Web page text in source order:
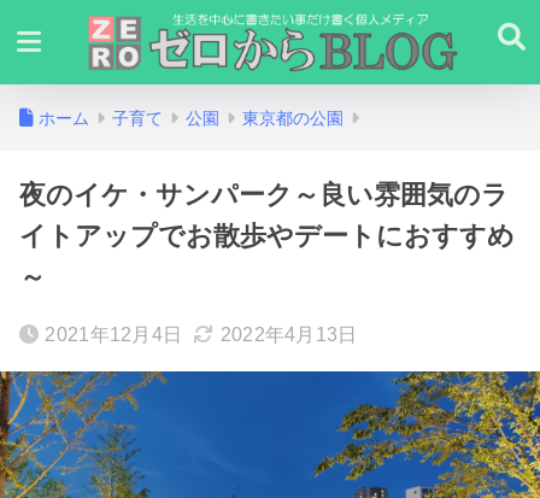
ホーム 子育て 公園 東京都の公園
夜のイケ・サンパーク～良い雰囲気のラ
イトアップでお散歩やデートにおすすめ
～
2021年12月4日 2022年4月13日